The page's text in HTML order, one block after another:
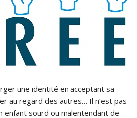
une identité en acceptant sa
au regard des autres… Il n’est pas
enfant sourd ou malentendant de